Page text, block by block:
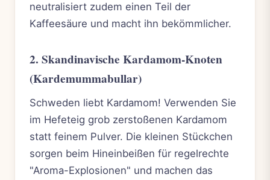
neutralisiert zudem einen Teil der
Kaffeesäure und macht ihn bekömmlicher.
2. Skandinavische Kardamom-Knoten
(Kardemummabullar)
Schweden liebt Kardamom! Verwenden Sie
im Hefeteig grob zerstoßenen Kardamom
statt feinem Pulver. Die kleinen Stückchen
sorgen beim Hineinbeißen für regelrechte
"Aroma-Explosionen" und machen das